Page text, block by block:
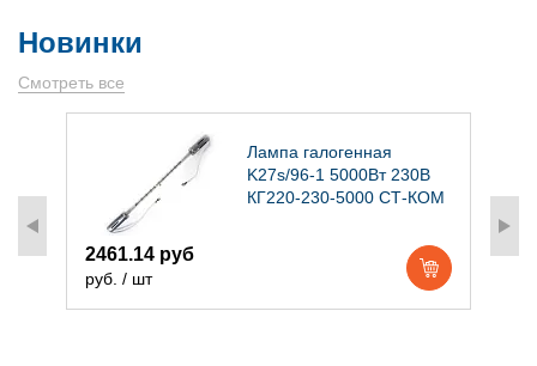
Новинки
Смотреть все
Лампа галогенная
K27s/96-1 5000Вт 230В
КГ220-230-5000 СТ-КОМ
2461.14 руб
руб. / шт